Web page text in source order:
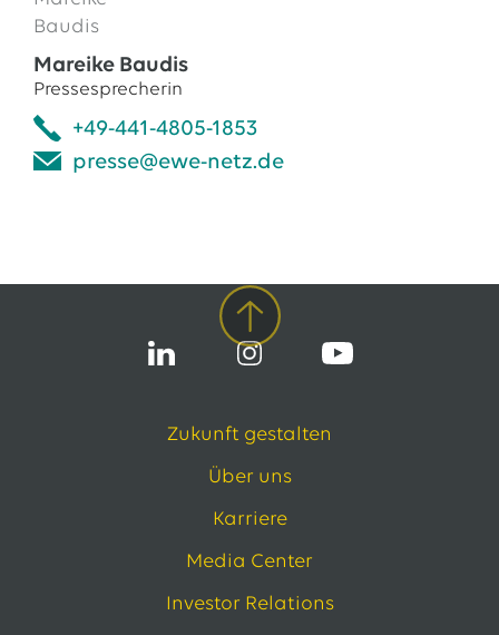
Mareike Baudis
Pressesprecherin
+49-441-4805-1853
presse@ewe-netz.de
Zukunft gestalten
Über uns
Karriere
Media Center
Investor Relations